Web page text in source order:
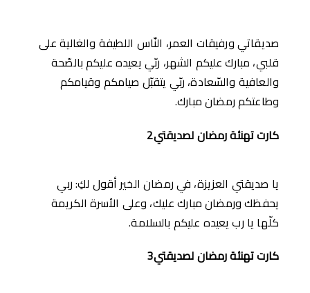
صديقاتي ورفيقات العمر، النّاس اللطيفة والغالية على
قلبي، مبارك عليكم الشهر، ربّي يعيده عليكم بالصّحة
والعافية والسّعادة، ربّي يتقبّل صيامكم وقيامكم
وطاعتكم رمضان مبارك.
كارت تهنئة رمضان لصديقتي2
يا صديقتي العزيزة، في رمضان الخير أقول لكِ: ربي
يحفظك ورمضان مبارك عليك، وعلى الأسرة الكريمة
كلّها يا رب يعيده عليكم بالسلامة.
كارت تهنئة رمضان لصديقتي3